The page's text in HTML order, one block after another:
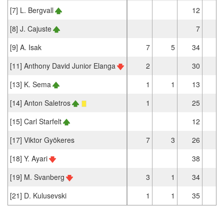
[7] L. Bergvall 12
[8] J. Cajuste
7
[9] A. Isak
7 5 34
[11] Anthony David Junior Elanga
2 30
[13] K. Sema
1 1 13
[14] Anton Saletros
1 25
[15] Carl Starfelt
12
[17] Viktor Gyökeres
7 3 26
[18] Y. Ayari
38
[19] M. Svanberg
3 1 34
[21] D. Kulusevski
1 1 35